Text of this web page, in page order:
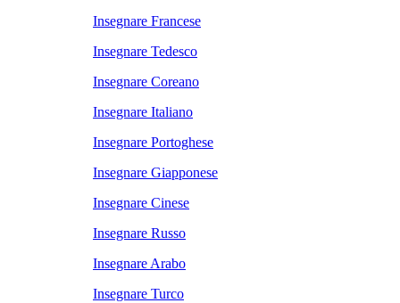
Insegnare Francese
Insegnare Tedesco
Insegnare Coreano
Insegnare Italiano
Insegnare Portoghese
Insegnare Giapponese
Insegnare Cinese
Insegnare Russo
Insegnare Arabo
Insegnare Turco